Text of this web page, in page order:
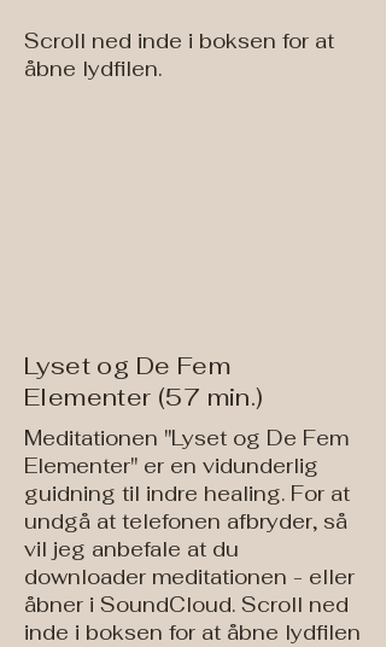
Scroll ned inde i boksen for at
åbne lydfilen.
Lyset og De Fem
Elementer (57 min.)
Meditationen "Lyset og De Fem
Elementer" er en vidunderlig
guidning til indre healing. For at
undgå at telefonen afbryder, så
vil jeg anbefale at du
downloader meditationen - eller
åbner i SoundCloud. Scroll ned
inde i boksen for at åbne lydfilen